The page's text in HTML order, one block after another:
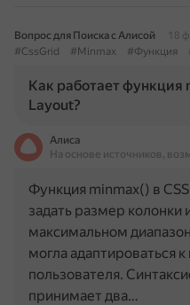
Вопрос для Поиска с Алисой
18
#CssGrid
#Minmax #Функция
Как работает функция
Layout?
Алиса
На основе источников,
Функция minmax() в
задать размер
максимальном
могла адаптироваться
пользователя.
принимает два…